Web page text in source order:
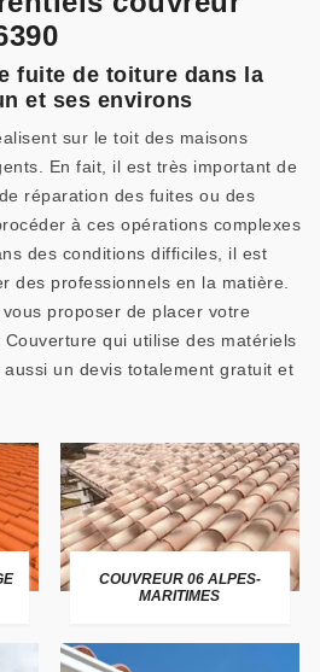
fuite de toiture dans la
et ses environs
sur le toit des maisons
En fait, il est très important de
réparation des fuites ou des
à ces opérations complexes
des conditions difficiles, il est
des professionnels en la matière.
proposer de placer votre
qui utilise des matériels
un devis totalement gratuit et
COUVREUR 06 ALPES-
MARITIMES